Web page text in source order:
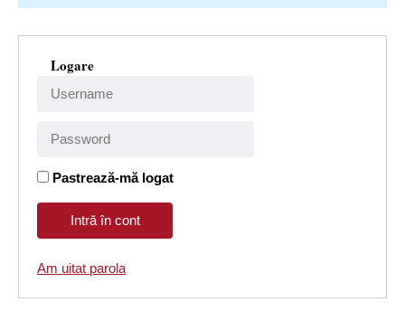
Logare
Pastrează-mă logat
Am uitat parola